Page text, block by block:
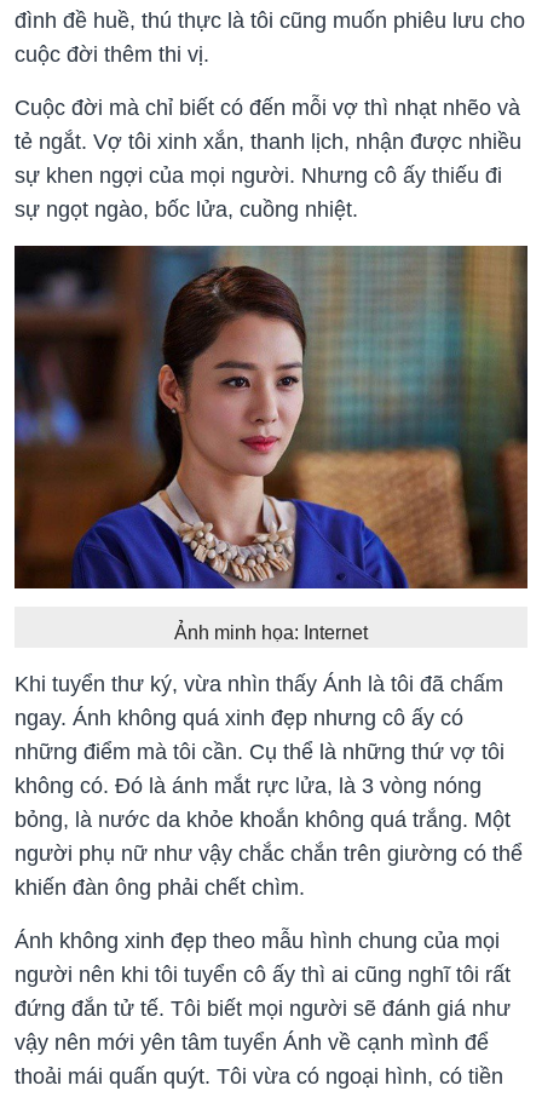
đình đề huề, thú thực là tôi cũng muốn phiêu lưu cho
cuộc đời thêm thi vị.
Cuộc đời mà chỉ biết có đến mỗi vợ thì nhạt nhẽo và
tẻ ngắt. Vợ tôi xinh xắn, thanh lịch, nhận được nhiều
sự khen ngợi của mọi người. Nhưng cô ấy thiếu đi
sự ngọt ngào, bốc lửa, cuồng nhiệt.
Ảnh minh họa: Internet
Khi tuyển thư ký, vừa nhìn thấy Ánh là tôi đã chấm
ngay. Ánh không quá xinh đẹp nhưng cô ấy có
những điểm mà tôi cần. Cụ thể là những thứ vợ tôi
không có. Đó là ánh mắt rực lửa, là 3 vòng nóng
bỏng, là nước da khỏe khoắn không quá trắng. Một
người phụ nữ như vậy chắc chắn trên giường có thể
khiến đàn ông phải chết chìm.
Ánh không xinh đẹp theo mẫu hình chung của mọi
người nên khi tôi tuyển cô ấy thì ai cũng nghĩ tôi rất
đứng đắn tử tế. Tôi biết mọi người sẽ đánh giá như
vậy nên mới yên tâm tuyển Ánh về cạnh mình để
thoải mái quấn quýt. Tôi vừa có ngoại hình, có tiền